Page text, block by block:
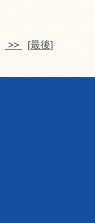
>> [最後]